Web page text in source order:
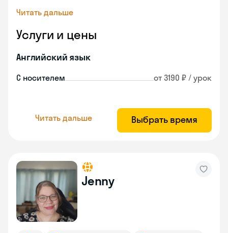
Читать дальше
Услуги и цены
Английский язык
С носителем от 3190 ₽ / урок
Читать дальше Выбрать время
Jenny